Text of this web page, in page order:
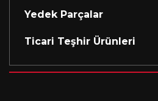
Yedek Parçalar
Ticari Teşhir Ürünleri